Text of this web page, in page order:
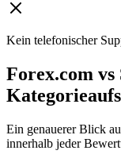
Kein telefonischer
Forex.com
Ein genauerer Blick
innerhalb jeder